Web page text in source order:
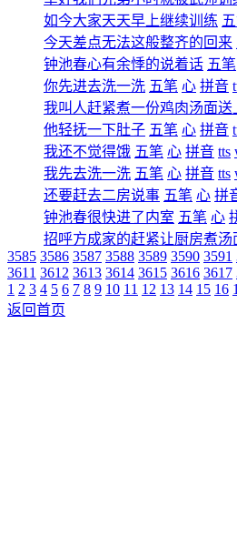
如今大家天天早上继续训练
今天差点无法这般整齐的回来
钟池春心有余悸的说着话 五笔
你先进去洗一洗 五笔 心 拼音
我叫人赶紧煮一份鸡肉汤面送
他轻抚一下肚子 五笔 心 拼音
我还不觉得饿 五笔 心 拼音 tts
我先去洗一洗 五笔 心 拼音 tts
还要赶去二房说事 五笔 心 拼
钟池春很快进了内室 五笔 心
招呼方成家的赶紧让厨房煮汤
3585 3586 3587 3588 3589 3590 3591
3611 3612 3613 3614 3615 3616 3617
1 2 3 4 5 6 7 8 9 10 11 12 13 14 15 16
返回首页